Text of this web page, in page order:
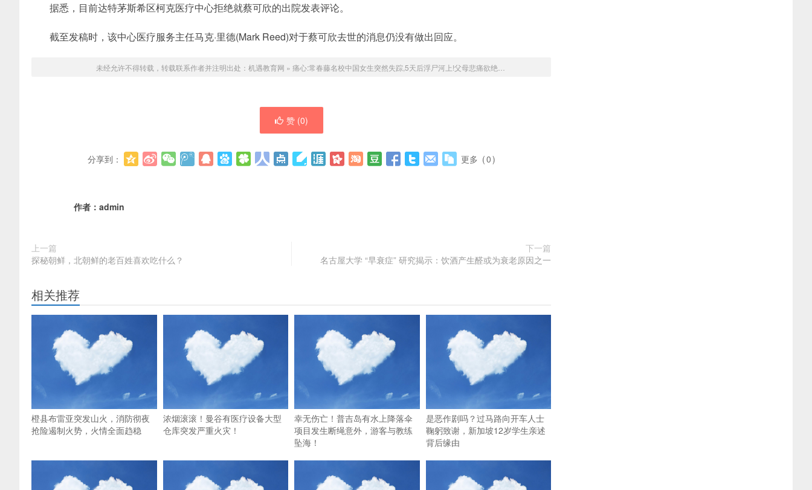
据悉，目前达特茅斯希区柯克医疗中心拒绝就蔡可欣的出院发表评论。
截至发稿时，该中心医疗服务主任马克·里德(Mark Reed)对于蔡可欣去世的消息仍没有做出回应。
未经允许不得转载，转载联系作者并注明出处： 机遇教育网 » 痛心:常春藤名校中国女生突然失踪,5天后浮尸河上!父母悲痛欲绝…
赞 (0)
分享到： 更多 (0)
作者： admin
上一篇
探秘朝鲜，北朝鲜的老百姓喜欢吃什么？
下一篇
名古屋大学 “早衰症” 研究揭示：饮酒产生醛或为衰老原因之一
相关推荐
橙县布雷亚突发山火，消防彻夜
抢险遏制火势，火情全面趋稳
浓烟滚滚！曼谷有医疗设备大型
仓库突发严重火灾！
幸无伤亡！普吉岛有水上降落伞
项目发生断绳意外，游客与教练
坠海！
是恶作剧吗？过马路向开车人士
鞠躬致谢，新加坡12岁学生亲述
背后缘由